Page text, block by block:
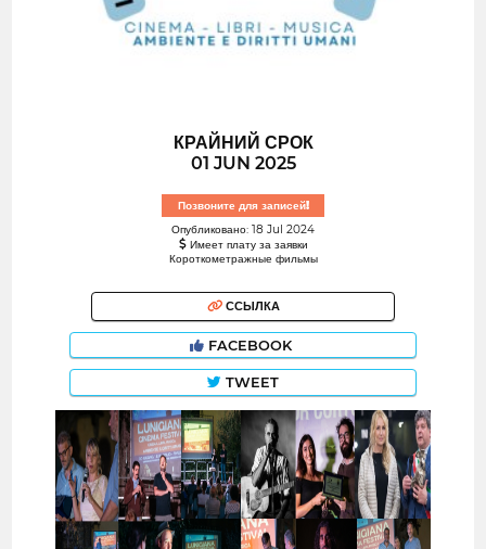
КРАЙНИЙ СРОК
01 JUN 2025
Позвоните для записей!
Опубликовано: 18 Jul 2024
Имеет плату за заявки
Короткометражные фильмы
ССЫЛКА
FACEBOOK
TWEET